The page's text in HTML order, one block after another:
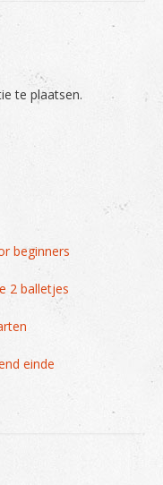
te plaatsen.
beginners
2 balletjes
einde